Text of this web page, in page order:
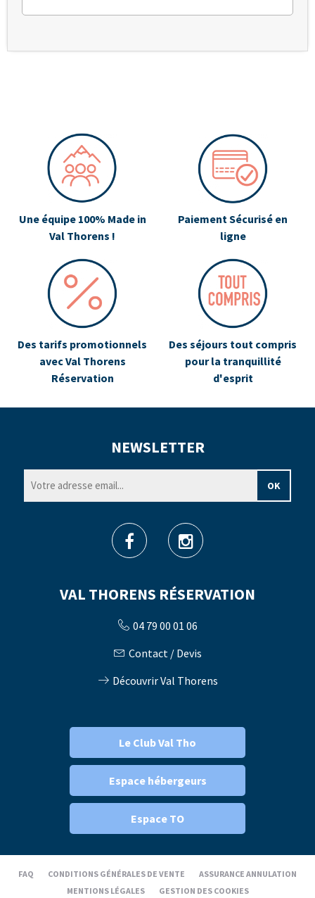
Une équipe 100% Made in
Val Thorens !
Paiement Sécurisé en
ligne
Des tarifs promotionnels
avec Val Thorens
Réservation
Des séjours tout compris
pour la tranquillité
d'esprit
VAL THORENS RÉSERVATION
04 79 00 01 06
Contact / Devis
Découvrir Val Thorens
NEWSLETTER
Le Club Val Tho
Espace hébergeurs
Espace TO
FAQ CONDITIONS GÉNÉRALES DE VENTE
ASSURANCE ANNULATION
MENTIONS LÉGALES
GESTION DES COOKIES